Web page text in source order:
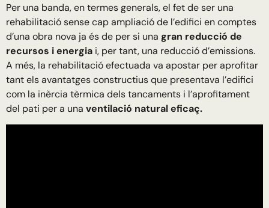
Per una banda, en termes generals, el fet de ser una
rehabilitació sense cap ampliació de l’edifici en comptes
d’una obra nova ja és de per si una gran reducció de
recursos i energia i, per tant, una reducció d’emissions.
A més, la rehabilitació efectuada va apostar per aprofitar
tant els avantatges constructius que presentava l’edifici
com la inèrcia tèrmica dels tancaments i l’aprofitament
del pati per a una ventilació natural eficaç.